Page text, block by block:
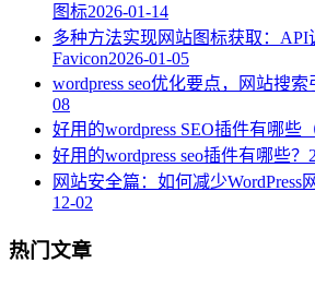
图标2026-01-14
多种方法实现网站图标获取：API
Favicon2026-01-05
wordpress seo优化要点，网站搜
08
好用的wordpress SEO插件有哪些
好用的wordpress seo插件有哪些？
网站安全篇：如何减少WordPress
12-02
热门文章